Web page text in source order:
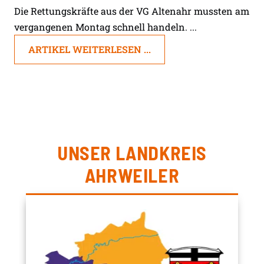
Die Rettungskräfte aus der VG Altenahr mussten am
vergangenen Montag schnell handeln. ...
ARTIKEL WEITERLESEN ...
UNSER LANDKREIS
AHRWEILER